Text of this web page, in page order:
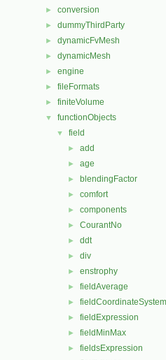
► conversion
► dummyThirdParty
► dynamicFvMesh
► dynamicMesh
► engine
► fileFormats
► finiteVolume
▼ functionObjects
▼ field
► add
► age
► blendingFactor
► comfort
► components
► CourantNo
► ddt
► div
► enstrophy
► fieldAverage
►
► fieldExpression
► fieldMinMax
► fieldsExpression